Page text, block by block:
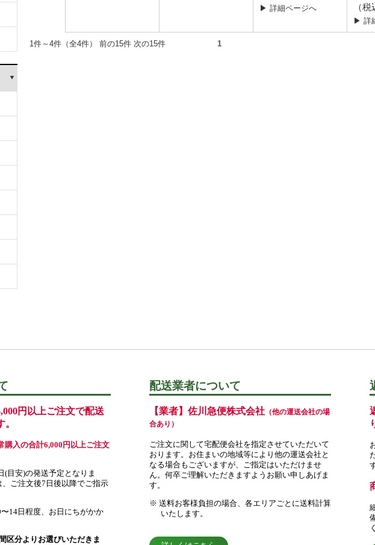
▶ 詳細ページへ
（税
▶ 詳
1件～4件（全4件） 前の15件 次の15件 1